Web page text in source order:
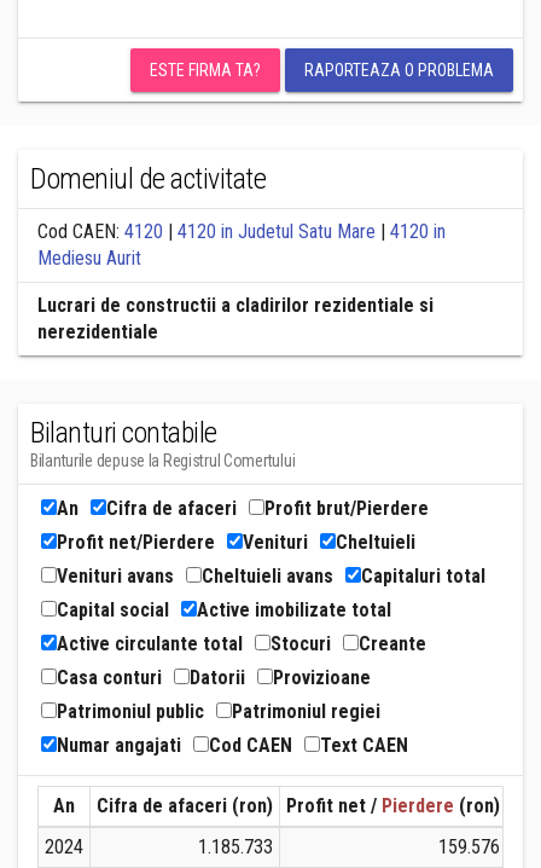
ESTE FIRMA TA? RAPORTEAZA O PROBLEMA
Domeniul de activitate
Cod CAEN: 4120 | 4120 in Judetul Satu Mare | 4120 in
Mediesu Aurit
Lucrari de constructii a cladirilor rezidentiale si
nerezidentiale
Bilanturi contabile
Bilanturile depuse la Registrul Comertului
An Cifra de afaceri
Profit brut/Pierdere
Profit net/Pierdere
Venituri
Cheltuieli
Venituri avans
Cheltuieli avans
Capitaluri total
Capital social
Active imobilizate total
Active circulante total
Stocuri
Creante
Casa conturi
Datorii
Provizioane
Patrimoniul public
Patrimoniul regiei
Numar angajati
Cod CAEN Text CAEN
An Cifra de afaceri (ron) Profit net / Pierdere (ron)
2024
1.185.733
159.576